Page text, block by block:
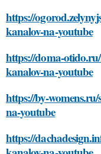
https://
kanalov-na-youtube
https://doma-
kanalov-na-youtube
https://by-
na-youtube
https://